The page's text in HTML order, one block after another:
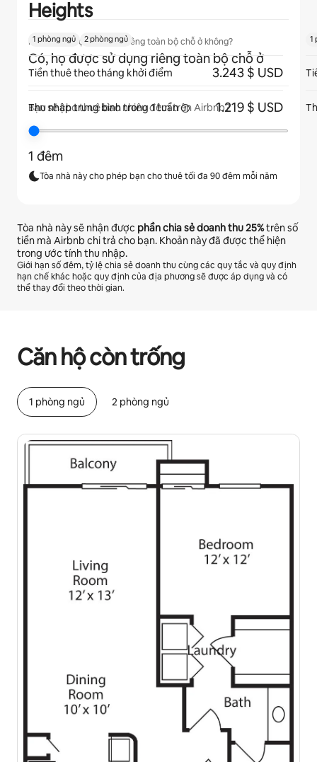
Khách có được sử dụng riêng toàn bộ chỗ ở không?
Có, họ được sử dụng riêng toàn bộ chỗ ở
Bạn sẽ cho thuê bao nhiêu đêm trên Airbnb?
1 đêm
Tòa nhà này cho phép bạn cho thuê tối đa 90 đêm mỗi năm
Tòa nhà này sẽ nhận được phần chia sẻ doanh thu25%trên số
tiền mà Airbnb chi trả cho bạn. Khoản này đã được thể hiện
trong ước tính thu nhập.
Giới hạn số đêm, tỷ lệ chia sẻ doanh thu cùng các quy tắc và quy định
hạn chế khác hoặc quy định của địa phương sẽ được áp dụng và có
thể thay đổi theo thời gian.
Căn hộ còn trống
1 phòng ngủ 2 phòng ngủ
Heights
1 phòng ngủ 2 phòng ngủ
Tiền thuê theo tháng khởi điểm 3.243 $ USD
Thu nhập trung bình trong 1 tuần 1.219 $ USD
1